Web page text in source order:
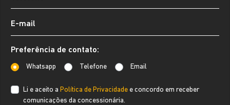
Preferência de contato:
Whatsapp Telefone Email
Li e aceito a Política de Privacidade e concordo em receber
comunicações da concessionária.